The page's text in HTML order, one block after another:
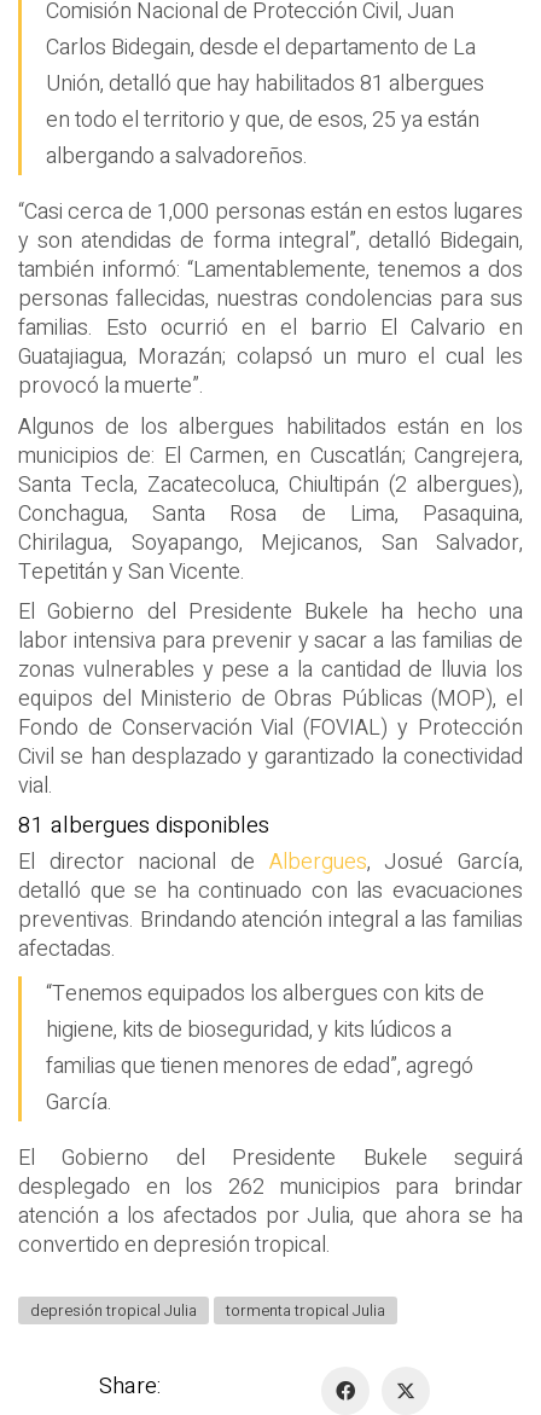
Comisión Nacional de Protección Civil, Juan
Carlos Bidegain, desde el departamento de La
Unión, detalló que hay habilitados 81 albergues
en todo el territorio y que, de esos, 25 ya están
albergando a salvadoreños.
“Casi cerca de 1,000 personas están en estos lugares
y son atendidas de forma integral”, detalló Bidegain,
también informó: “Lamentablemente, tenemos a dos
personas fallecidas, nuestras condolencias para sus
familias. Esto ocurrió en el barrio El Calvario en
Guatajiagua, Morazán; colapsó un muro el cual les
provocó la muerte”.
Algunos de los albergues habilitados están en los
municipios de: El Carmen, en Cuscatlán; Cangrejera,
Santa Tecla, Zacatecoluca, Chiultipán (2 albergues),
Conchagua, Santa Rosa de Lima, Pasaquina,
Chirilagua, Soyapango, Mejicanos, San Salvador,
Tepetitán y San Vicente.
El Gobierno del Presidente Bukele ha hecho una
labor intensiva para prevenir y sacar a las familias de
zonas vulnerables y pese a la cantidad de lluvia los
equipos del Ministerio de Obras Públicas (MOP), el
Fondo de Conservación Vial (FOVIAL) y Protección
Civil se han desplazado y garantizado la conectividad
vial.
81 albergues disponibles
El director nacional de Albergues, Josué García,
detalló que se ha continuado con las evacuaciones
preventivas. Brindando atención integral a las familias
afectadas.
“Tenemos equipados los albergues con kits de
higiene, kits de bioseguridad, y kits lúdicos a
familias que tienen menores de edad”, agregó
García.
El Gobierno del Presidente Bukele seguirá
desplegado en los 262 municipios para brindar
atención a los afectados por Julia, que ahora se ha
convertido en depresión tropical.
depresión tropical Julia tormenta tropical Julia
Share: